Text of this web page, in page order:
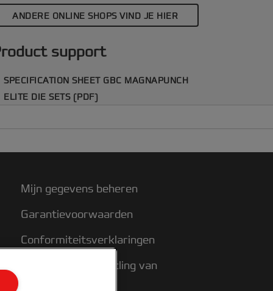
Ontdek onze uitgebreide
ponspatronen om je projecten te
ANDERE ONLINE SHOPS VIND JE HIER
support
SPECIFICATION SHEET GBC MAGNAPUNCH
ELITE DIE SETS (PDF)
Mijn gegevens beheren
Garantievoorwaarden
Conformiteitsverklaringen
Richtlijnen bij recycling van